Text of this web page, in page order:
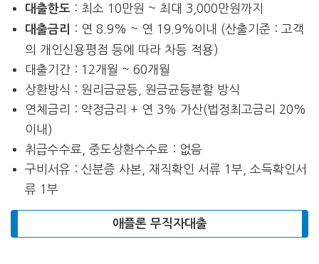
대출한도 : 최소 10만원 ~ 최대 3,000만원까지
대출금리
: 연 8.9% ~ 연 19.9%이내 (산출기준 : 고객
의 개인신용평점 등에 따라 차등 적용)
대출기간 : 12개월 ~ 60개월
상환방식 : 원리금균등, 원금균등분할 방식
연체금리 : 약정금리 + 연 3% 가산(법정최고금리 20%
이내)
취급수수료, 중도상환수수료 : 없음
구비서유 : 신분증 사본, 재직확인 서류 1부, 소득확인서
류 1부
애플론 무직자대출